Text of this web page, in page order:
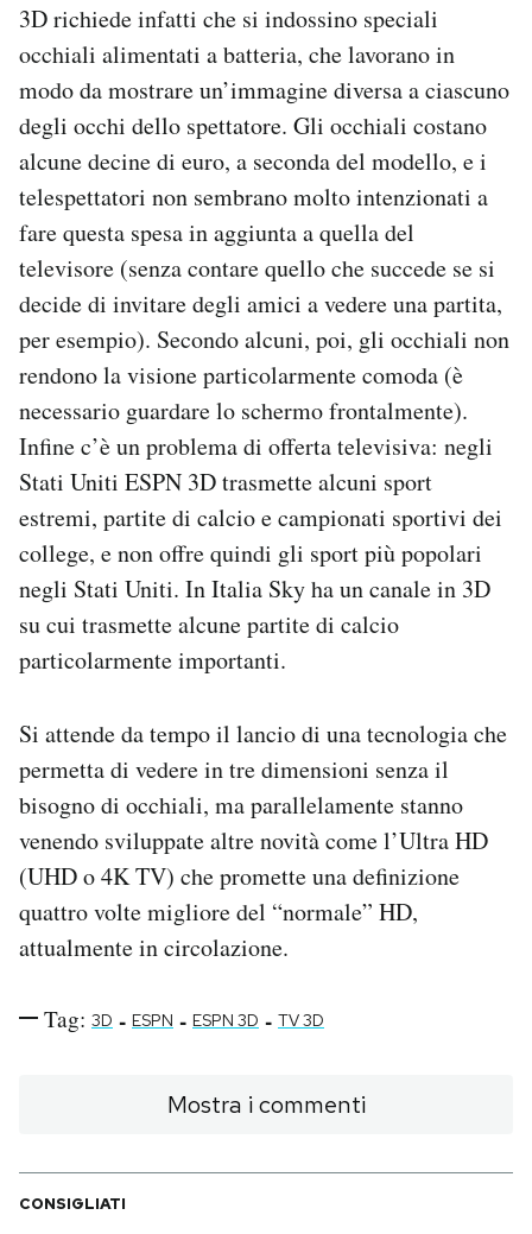
3D richiede infatti che si indossino speciali
occhiali alimentati a batteria, che lavorano in
modo da mostrare un’immagine diversa a ciascuno
degli occhi dello spettatore. Gli occhiali costano
alcune decine di euro, a seconda del modello, e i
telespettatori non sembrano molto intenzionati a
fare questa spesa in aggiunta a quella del
televisore (senza contare quello che succede se si
decide di invitare degli amici a vedere una partita,
per esempio). Secondo alcuni, poi, gli occhiali non
rendono la visione particolarmente comoda (è
necessario guardare lo schermo frontalmente).
Infine c’è un problema di offerta televisiva: negli
Stati Uniti ESPN 3D trasmette alcuni sport
estremi, partite di calcio e campionati sportivi dei
college, e non offre quindi gli sport più popolari
negli Stati Uniti. In Italia Sky ha un canale in 3D
su cui trasmette alcune partite di calcio
particolarmente importanti.
Si attende da tempo il lancio di una tecnologia che
permetta di vedere in tre dimensioni senza il
bisogno di occhiali, ma parallelamente stanno
venendo sviluppate altre novità come l’Ultra HD
(UHD o 4K TV) che promette una definizione
quattro volte migliore del “normale” HD,
attualmente in circolazione.
Tag: 3D - ESPN - ESPN 3D - TV 3D
Mostra i commenti
CONSIGLIATI